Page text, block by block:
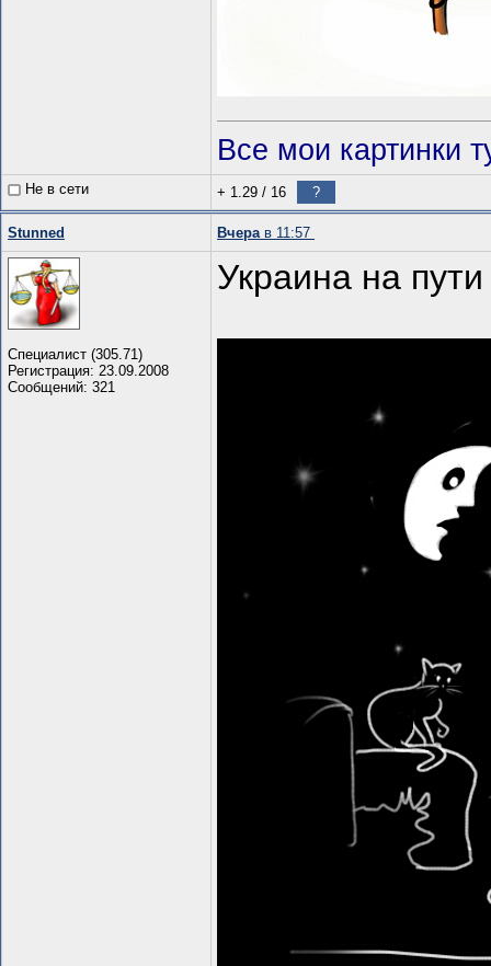
Все мои картинки
Не в сети + 1.29 / 16 ?
Stunned Вчерав 11:57
Специалист (305.71)
Регистрация: 23.09.2008
Сообщений: 321
Украина на